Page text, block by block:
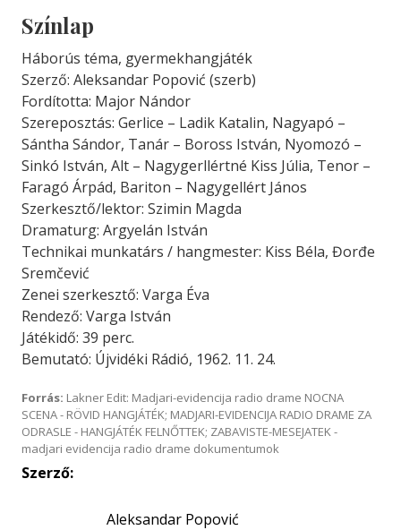
Színlap
Háborús téma, gyermekhangjáték
Szerző: Aleksandar Popović (szerb)
Fordította: Major Nándor
Szereposztás: Gerlice – Ladik Katalin, Nagyapó –
Sántha Sándor, Tanár – Boross István, Nyomozó –
Sinkó István, Alt – Nagygerllértné Kiss Júlia, Tenor –
Faragó Árpád, Bariton – Nagygellért János
Szerkesztő/lektor: Szimin Magda
Dramaturg: Argyelán István
Technikai munkatárs / hangmester: Kiss Béla, Đorđe
Sremčević
Zenei szerkesztő: Varga Éva
Rendező: Varga István
Játékidő: 39 perc.
Bemutató: Újvidéki Rádió, 1962. 11. 24.
Forrás: Lakner Edit: Madjari-evidencija radio drame NOCNA
SCENA - RÖVID HANGJÁTÉK; MADJARI-EVIDENCIJA RADIO DRAME ZA
ODRASLE - HANGJÁTÉK FELNŐTTEK; ZABAVISTE-MESEJATEK -
madjari evidencija radio drame dokumentumok
Szerző:
Aleksandar Popović